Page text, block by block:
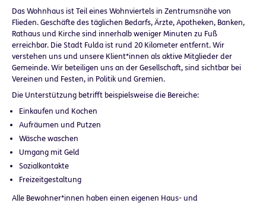
Das Wohnhaus ist Teil eines Wohnviertels in Zentrumsnähe von
Flieden. Geschäfte des täglichen Bedarfs, Ärzte, Apotheken, Banken,
Rathaus und Kirche sind innerhalb weniger Minuten zu Fuß
erreichbar. Die Stadt Fulda ist rund 20 Kilometer entfernt. Wir
verstehen uns und unsere Klient*innen als aktive Mitglieder der
Gemeinde. Wir beteiligen uns an der Gesellschaft, sind sichtbar bei
Vereinen und Festen, in Politik und Gremien.
Die Unterstützung betrifft beispielsweise die Bereiche:
Einkaufen und Kochen
Aufräumen und Putzen
Wäsche waschen
Umgang mit Geld
Sozialkontakte
Freizeitgestaltung
Alle Bewohner*innen haben einen eigenen Haus- und